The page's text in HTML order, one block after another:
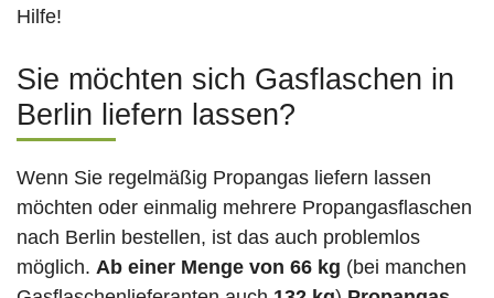
Hilfe!
Sie möchten sich Gasflaschen in
Berlin liefern lassen?
Wenn Sie regelmäßig Propangas liefern lassen
möchten oder einmalig mehrere Propangasflaschen
nach Berlin bestellen, ist das auch problemlos
möglich. Ab einer Menge von 66 kg (bei manchen